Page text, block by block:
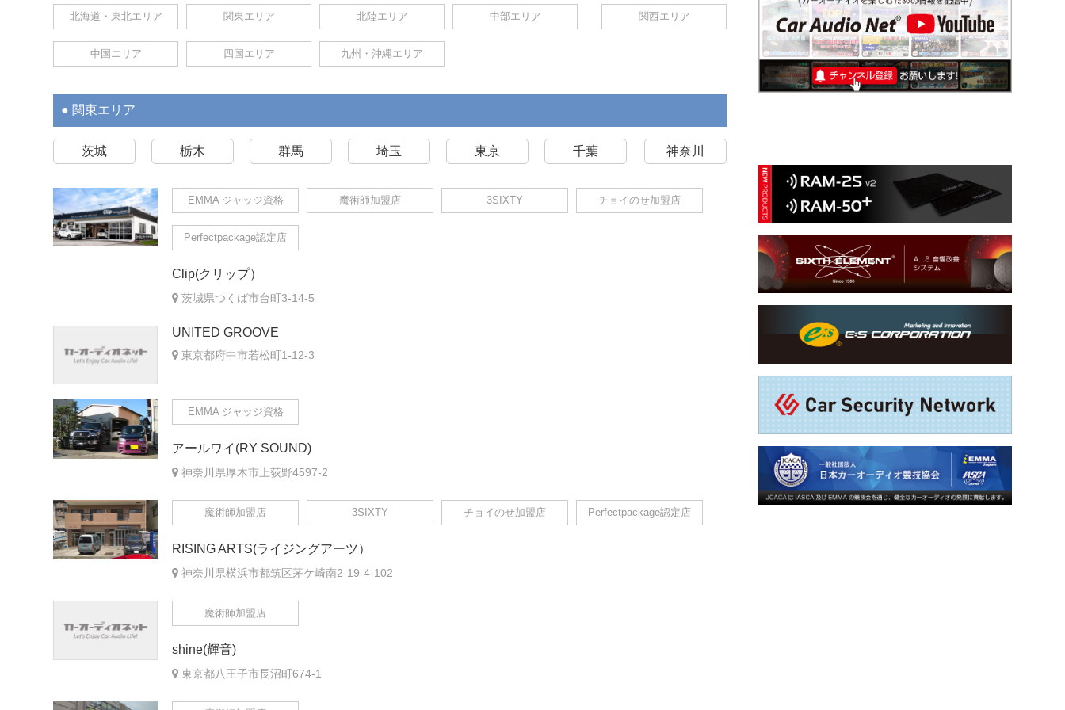
北海道・東北エリア 関東エリア 北陸エリア 中部エリア 関西エリア
中国エリア 四国エリア 九州・沖縄エリア
関東エリア
茨城 栃木 群馬 埼玉 東京 千葉 神奈川
EMMA ジャッジ資格 魔術師加盟店 3SIXTY チョイのせ加盟店
Perfectpackage認定店
Clip(クリップ）
茨城県つくば市台町3-14-5
UNITED GROOVE
東京都府中市若松町1-12-3
EMMA ジャッジ資格
アールワイ(RY SOUND)
神奈川県厚木市上荻野4597-2
魔術師加盟店 3SIXTY チョイのせ加盟店 Perfectpackage認定店
RISING ARTS(ライジングアーツ）
神奈川県横浜市都筑区茅ケ崎南2-19-4-102
魔術師加盟店
shine(輝音)
東京都八王子市長沼町674-1